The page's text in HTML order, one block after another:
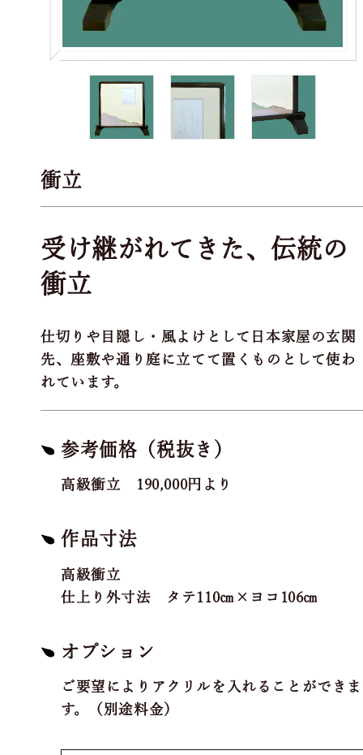
衝立
受け継がれてきた、伝統の
衝立
仕切りや目隠し・風よけとして日本家屋の玄関
先、座敷や通り庭に立てて置くものとして使わ
れています。
参考価格（税抜き）
高級衝立 190,000円より
作品寸法
高級衝立
仕上り外寸法 タテ110㎝×ヨコ106㎝
オプション
ご要望によりアクリルを入れることができま
す。（別途料金）